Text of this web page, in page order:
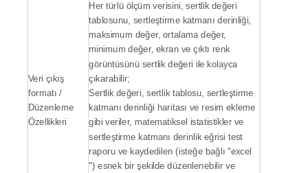
Veri çıkış
formatı /
Düzenleme
Özellikleri
Her türlü ölçüm verisini, sertlik değeri
tablosunu, sertleştirme katmanı derinliği,
maksimum değer, ortalama değer,
minimum değer, ekran ve çıktı renk
görüntüsünü sertlik değeri ile kolayca
çıkarabilir;
Sertlik değeri, sertlik tablosu, sertleştirme
katmanı derinliği haritası ve resim ekleme
gibi veriler, matematiksel istatistikler ve
sertleştirme katmanı derinlik eğrisi test
raporu ve kaydedilen (isteğe bağlı "excel
") esnek bir şekilde düzenlenebilir ve